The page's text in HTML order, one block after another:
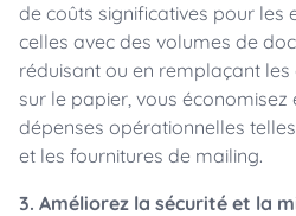
de coûts significatives pour les
celles avec des volumes de
réduisant ou en remplaçant
sur le papier, vous économisez
dépenses opérationnelles
et les fournitures de mailing.
3. Améliorez la sécurité et la